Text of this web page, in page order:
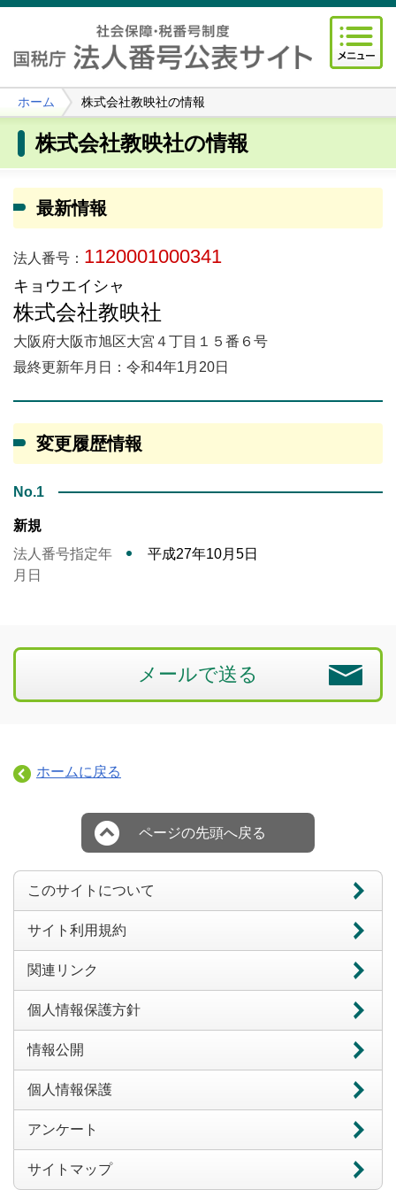
ホーム 株式会社教映社の情報
株式会社教映社の情報
最新情報
法人番号： 1120001000341
キョウエイシャ
株式会社教映社
大阪府大阪市旭区大宮４丁目１５番６号
最終更新年月日：令和4年1月20日
変更履歴情報
No.1
新規
法人番号指定年
月日
平成27年10月5日
メールで送る
ホームに戻る
ページの先頭へ戻る
このサイトについて
サイト利用規約
関連リンク
個人情報保護方針
情報公開
個人情報保護
アンケート
サイトマップ